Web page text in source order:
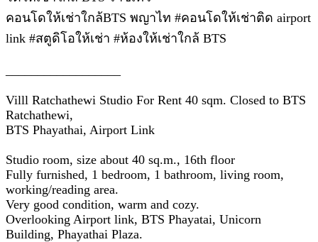
คอนโดให้เช่าใกล้BTS พญาไท #คอนโดให้เช่าติด airport
link #สตูดิโอให้เช่า #ห้องให้เช่าใกล้ BTS
Villl Ratchathewi Studio For Rent 40 sqm. Closed to BTS
Ratchathewi,
BTS Phayathai, Airport Link
Studio room, size about 40 sq.m., 16th floor
Fully furnished, 1 bedroom, 1 bathroom, living room,
working/reading area.
Very good condition, warm and cozy.
Overlooking Airport link, BTS Phayatai, Unicorn
Building, Phayathai Plaza.